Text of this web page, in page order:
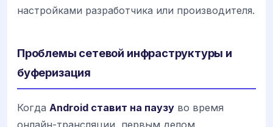
настройками разработчика или производителя.
Проблемы сетевой инфраструктуры и
буферизация
Когда Android ставит на паузу во время
онлайн-трансляции, первым делом